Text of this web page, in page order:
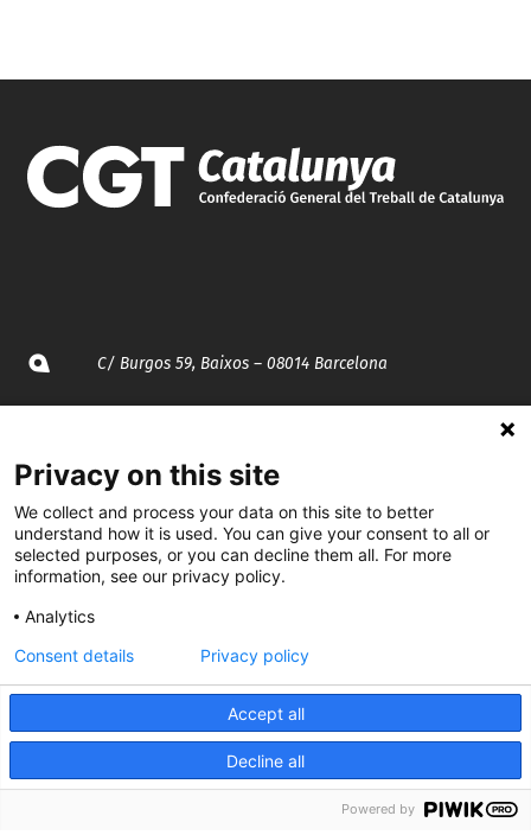
C/ Burgos 59, Baixos – 08014 Barcelona
935 120 481
@CGTCatalunya
CGTCatalunya
cgtcatalunya
Desenvolupat per
Privacy on this site
We collect and process your data on this site to better
understand how it is used. You can give your consent to all or
selected purposes, or you can decline them all. For more
information, see our privacy policy.
Analytics
Accept all
Decline all
Consent details Privacy policy
Powered by